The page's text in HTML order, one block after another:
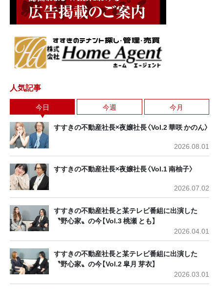
人気記事
今日 今週 今月
すすきの不動産社長×夜嬢社長〈Vol.2 華咲 かのん〉
2026.08.01
すすきの不動産社長×夜嬢社長〈Vol.1 南柚子〉
2026.07.02
すすきの不動産社長と某テレビ番組に出演した
〝野心家〟の今【Vol.3 桃瀬 とも】
2026.04.01
すすきの不動産社長と某テレビ番組に出演した
〝野心家〟の今【Vol.2 皐月 芽衣】
2026.03.01